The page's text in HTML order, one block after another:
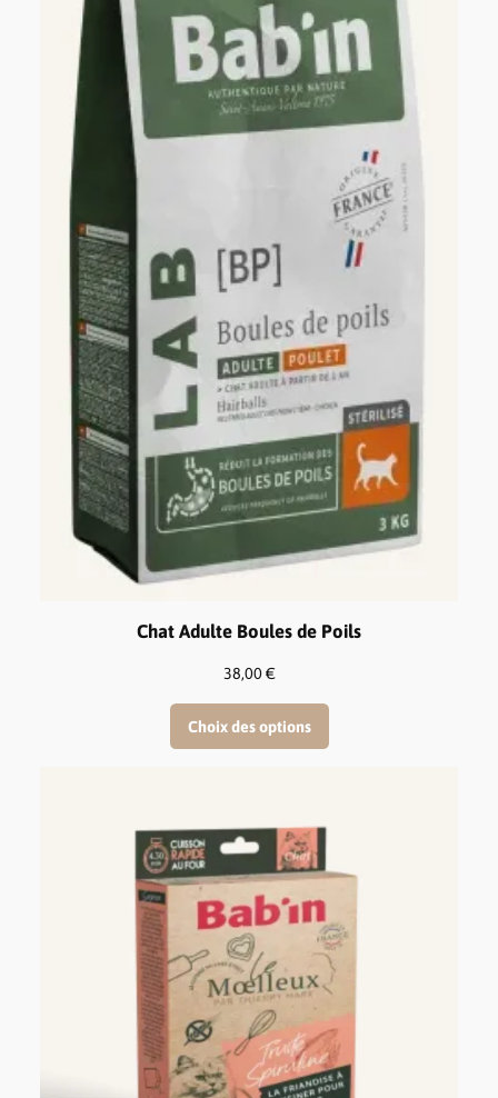
Chat Adulte Boules de Poils
38,00€
Choix des options